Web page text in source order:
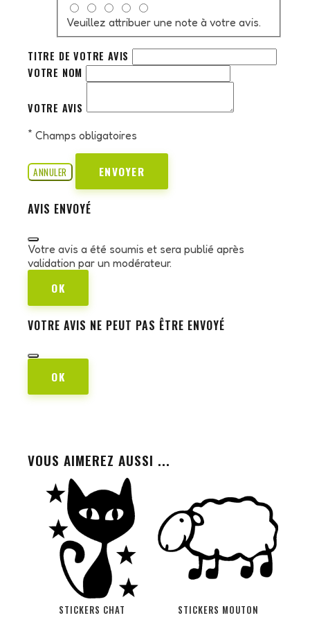
Veuillez attribuer une note à votre avis.
TITRE DE VOTRE AVIS
VOTRE NOM
VOTRE AVIS
* Champs obligatoires
ANNULER ENVOYER
AVIS ENVOYÉ
Votre avis a été soumis et sera publié après
validation par un modérateur.
OK
VOTRE AVIS NE PEUT PAS ÊTRE ENVOYÉ
OK
VOUS AIMEREZ AUSSI ...
STICKERS CHAT
PERSONNALISER
STICKERS MOUTON